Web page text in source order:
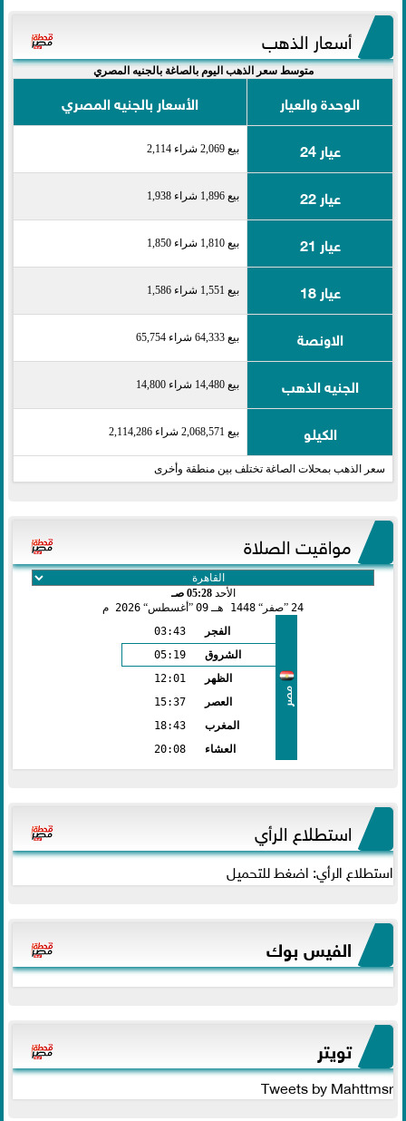
أسعار الذهب
متوسط سعر الذهب اليوم بالصاغة بالجنيه المصري
الوحدة والعيار
الأسعار بالجنيه المصري
عيار 24
بيع 2,069 شراء 2,114
عيار 22 بيع 1,896 شراء 1,938
عيار 21 بيع 1,810 شراء 1,850
عيار 18 بيع 1,551 شراء 1,586
الاونصة بيع 64,333 شراء 65,754
الجنيه الذهب بيع 14,480 شراء 14,800
الكيلو بيع 2,068,571 شراء 2,114,286
سعر الذهب بمحلات الصاغة تختلف بين منطقة وأخرى
مواقيت الصلاة
الأحد05:28 صـ
24 صفر 1448 هـ 09 أغسطس 2026 م
مصر
الفجر
03:43
الشروق
05:19
الظهر
12:01
العصر
15:37
المغرب
18:43
العشاء
20:08
استطلاع الرأي
استطلاع الرأي: اضغط للتحميل
الفيس بوك
تويتر
Tweets by Mahttmsr